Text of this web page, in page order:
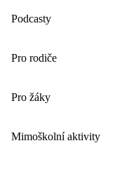
Podcasty
Pro rodiče
Pro žáky
Mimoškolní aktivity